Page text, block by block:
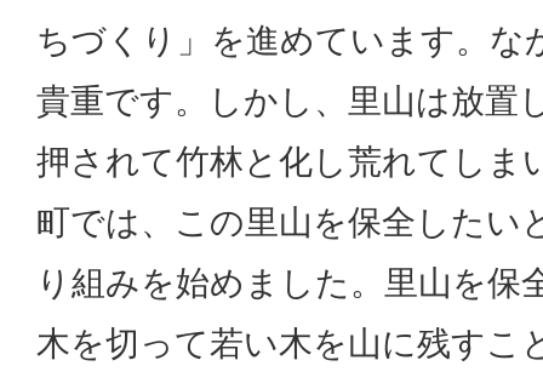
ちづくり」を進めています。な
貴重です。しかし、里山は放置
押されて竹林と化し荒れてしま
町では、この里山を保全したい
り組みを始めました。里山を保
木を切って若い木を山に残すこ